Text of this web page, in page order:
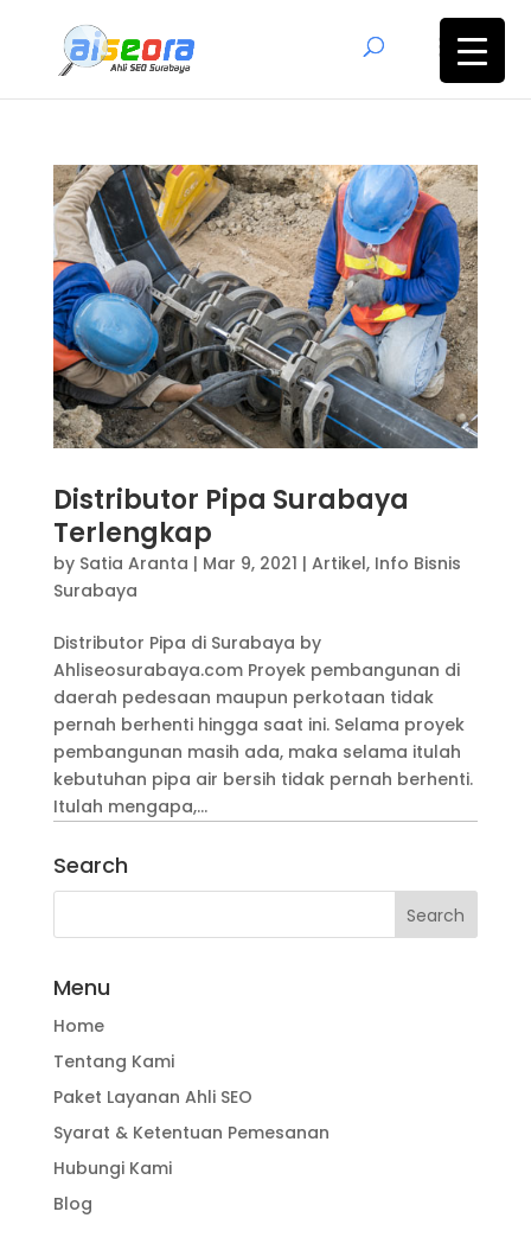
Distributor Pipa Surabaya
Terlengkap
by Satia Aranta | Mar 9, 2021 | Artikel, Info Bisnis
Surabaya
Distributor Pipa di Surabaya by
Ahliseosurabaya.com Proyek pembangunan di
daerah pedesaan maupun perkotaan tidak
pernah berhenti hingga saat ini. Selama proyek
pembangunan masih ada, maka selama itulah
kebutuhan pipa air bersih tidak pernah berhenti.
Itulah mengapa,...
Search
Menu
Home
Tentang Kami
Paket Layanan Ahli SEO
Syarat & Ketentuan Pemesanan
Hubungi Kami
Blog